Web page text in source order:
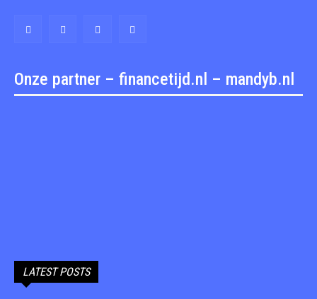
Onze partner – financetijd.nl – mandyb.nl
LATEST POSTS